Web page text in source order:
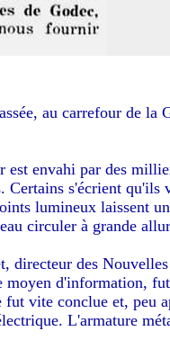
au carrefour de
est envahi par des
Certains s'écrient
lumineux laissent
circuler à grande
des
d'information,
vite conclue et, peu
L'armature